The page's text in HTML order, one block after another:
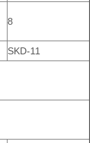
8
SKD-11